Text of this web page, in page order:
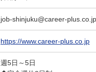
job-shinjuku@career-plus.co.jp
https://www.career-plus.co.jp
週5日～5日